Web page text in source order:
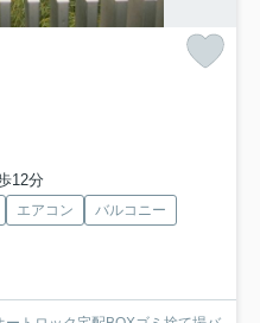
12分
エアコン
バルコニー